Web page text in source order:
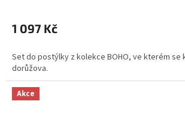
1 097 Kč
Set do postýlky z kolekce BOHO, ve kterém se
dorůžova.
Akce